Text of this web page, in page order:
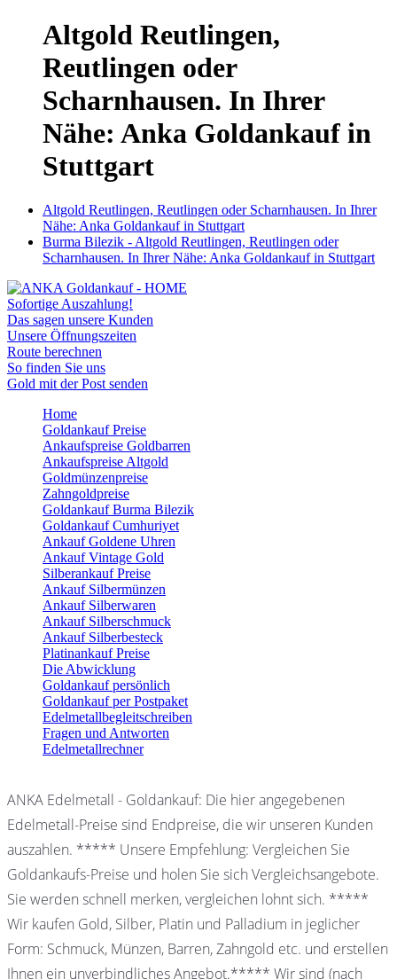
Altgold Reutlingen,
Reutlingen oder
Scharnhausen. In Ihrer
Nähe: Anka Goldankauf in
Stuttgart
Altgold Reutlingen, Reutlingen oder Scharnhausen. In Ihrer
Nähe: Anka Goldankauf in Stuttgart
Burma Bilezik - Altgold Reutlingen, Reutlingen oder
Scharnhausen. In Ihrer Nähe: Anka Goldankauf in Stuttgart
Sofortige Auszahlung!
Das sagen unsere Kunden
Unsere Öffnungszeiten
Route berechnen
So finden Sie uns
Gold mit der Post senden
Home
Goldankauf Preise
Ankaufspreise Goldbarren
Ankaufspreise Altgold
Goldmünzenpreise
Zahngoldpreise
Goldankauf Burma Bilezik
Goldankauf Cumhuriyet
Ankauf Goldene Uhren
Ankauf Vintage Gold
Silberankauf Preise
Ankauf Silbermünzen
Ankauf Silberwaren
Ankauf Silberschmuck
Ankauf Silberbesteck
Platinankauf Preise
Die Abwicklung
Goldankauf persönlich
Goldankauf per Postpaket
Edelmetallbegleitschreiben
Fragen und Antworten
Edelmetallrechner
ANKA Edelmetall - Goldankauf: Die hier angegebenen
Edelmetall-Preise sind Endpreise, die wir unseren Kunden
auszahlen. ***** Unsere Empfehlung: Vergleichen Sie
Goldankaufs-Preise und holen Sie sich Vergleichsangebote.
Sie werden schnell merken, vergleichen lohnt sich. *****
Wir kaufen Gold, Silber, Platin und Palladium in jeglicher
Form: Schmuck, Münzen, Barren, Zahngold etc. und erstellen
Ihnen ein unverbindliches Angebot.***** Wir sind (nach